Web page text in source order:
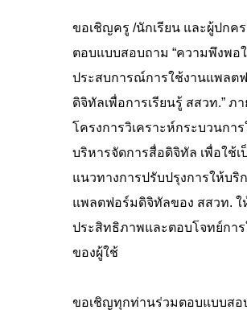
ขอเชิญครู /นักเรียน และผู้ปกคร
ตอบแบบสอบถาม “ความพึงพอ
ประสบการณ์การใช้งานแพลต
ดิจิทัลเพื่อการเรียนรู้ สสวท.” ภา
โครงการวิเคราะห์กระบวนกา
บริหารจัดการสื่อดิจิทัล เพื่อใช้เ
แนวทางการปรับปรุงการให้บริ
แพลตฟอร์มดิจิทัลของ สสวท. ใ
ประสิทธิภาพและตอบโจทย์กา
ของผู้ใช้
ขอเชิญทุกท่านร่วมตอบแบบสอ